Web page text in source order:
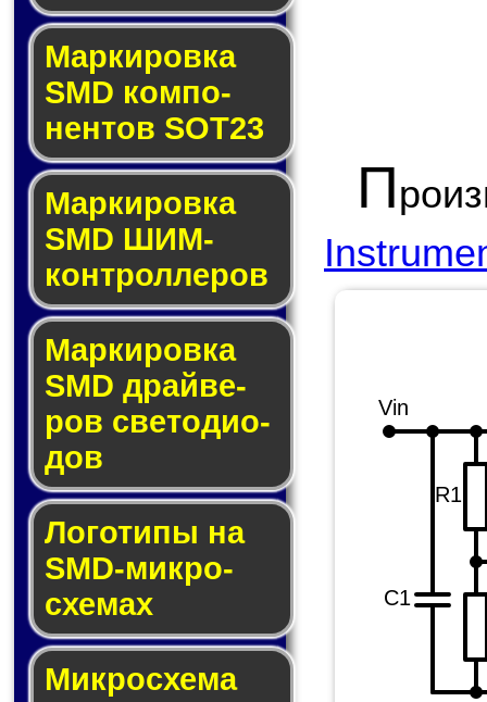
Маркировка
SMD ком­по­
нен­тов SOT23
Маркировка
SMD ШИМ-
кон­трол­ле­ров
Маркировка
SMD драй­ве­
ров све­то­ди­о­
дов
Логотипы на
SMD-мик­ро­
схе­мах
Микросхема
П
C1
Vin
R1